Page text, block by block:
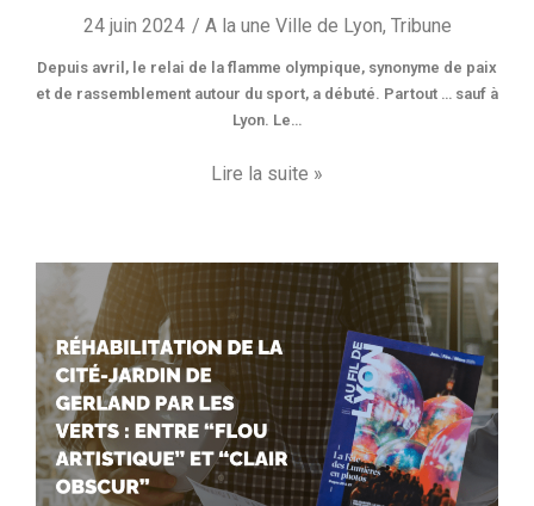
24 juin 2024 A la une Ville de Lyon, Tribune
Depuis avril, le relai de la flamme olympique, synonyme de paix
et de rassemblement autour du sport, a débuté. Partout … sauf à
Lyon. Le…
Lire la suite »